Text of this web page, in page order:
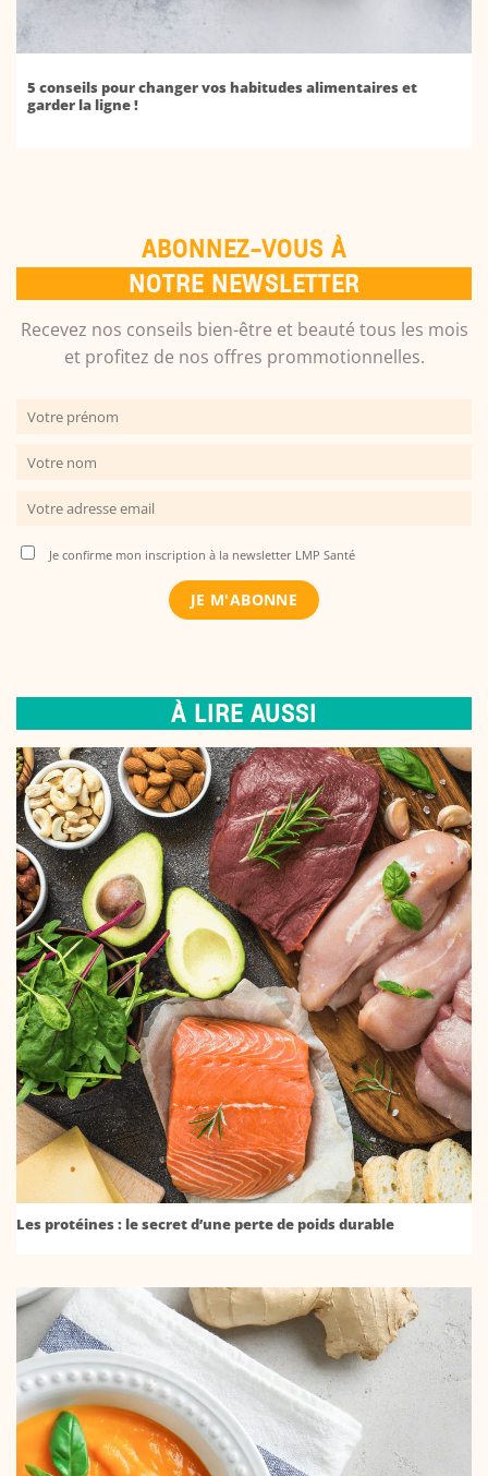
5 conseils pour changer vos habitudes alimentaires et
garder la ligne !
ABONNEZ-VOUS À
NOTRE NEWSLETTER
Recevez nos conseils bien-être et beauté tous les mois
et profitez de nos offres prommotionnelles.
Je confirme mon inscription à la newsletter LMP Santé
À LIRE AUSSI
Les protéines : le secret d’une perte de poids durable